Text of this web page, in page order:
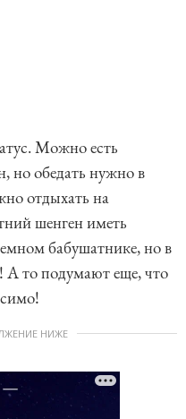
Можно есть
но обедать нужно в
отдыхать на
шенген иметь
бабушатнике, но в
А то подумают еще, что
НИЖЕ